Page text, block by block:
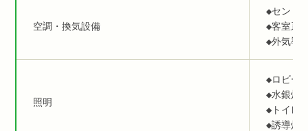
空調・換気設備
◆セント
◆客室系
◆外気導
照明
◆ロビー
◆水銀灯
◆トイレ
◆誘導灯